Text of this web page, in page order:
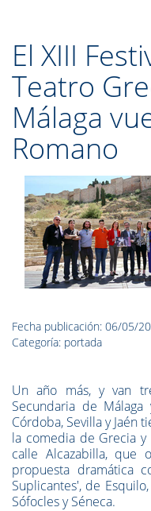
El XIII
Teatro
Málaga
Romano
Fecha publicación: 06/05/
Categoría: portada
Un año más, y van
Secundaria de
Córdoba, Sevilla y Jaén
la comedia de Grecia
calle Alcazabilla, que
propuesta dramática
Suplicantes', de
Sófocles y Séneca.